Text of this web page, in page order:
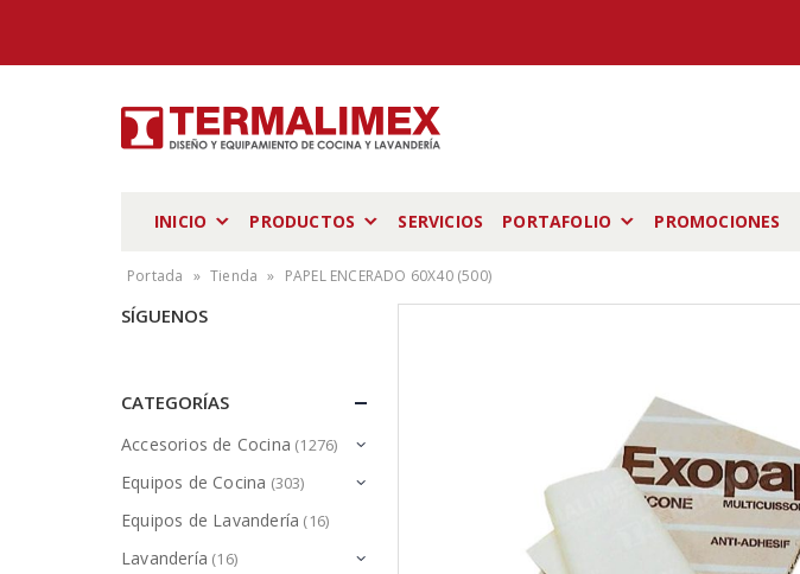
INICIO PRODUCTOS SERVICIOS PORTAFOLIO PROMOCIONES
Portada » Tienda » PAPEL ENCERADO 60X40 (500)
SÍGUENOS
CATEGORÍAS
Accesorios de Cocina (1276)
Equipos de Cocina (303)
Equipos de Lavandería (16)
Lavandería (16)